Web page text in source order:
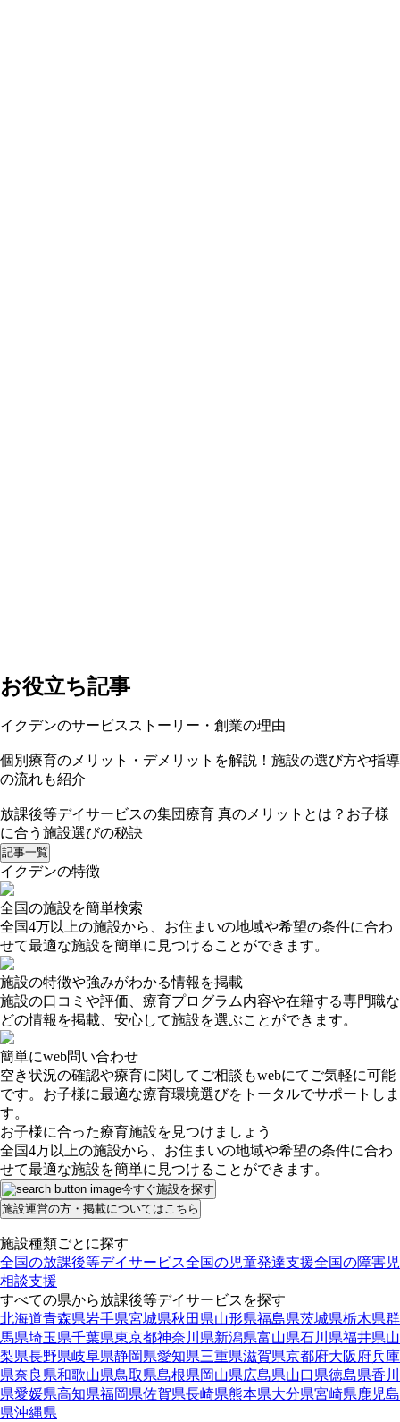
お役立ち記事
イクデンのサービスストーリー・創業の理由
個別療育のメリット・デメリットを解説！施設の選び方や指導
の流れも紹介
放課後等デイサービスの集団療育 真のメリットとは？お子様
に合う施設選びの秘訣
記事一覧
イクデンの特徴
全国の施設を簡単検索
全国4万以上の施設から、お住まいの地域や希望の条件に合わ
せて最適な施設を簡単に見つけることができます。
施設の特徴や強みがわかる情報を掲載
施設の口コミや評価、療育プログラム内容や在籍する専門職な
どの情報を掲載、安心して施設を選ぶことができます。
簡単にweb問い合わせ
空き状況の確認や療育に関してご相談もwebにてご気軽に可能
です。お子様に最適な療育環境選びをトータルでサポートしま
す。
お子様に合った療育施設を見つけましょう
全国4万以上の施設から、お住まいの地域や希望の条件に合わ
せて最適な施設を簡単に見つけることができます。
今すぐ施設を探す
施設運営の方・掲載についてはこちら
施設種類ごとに探す
全国の放課後等デイサービス全国の児童発達支援全国の障害児
相談支援
すべての県から放課後等デイサービスを探す
北海道青森県岩手県宮城県秋田県山形県福島県茨城県栃木県群
馬県埼玉県千葉県東京都神奈川県新潟県富山県石川県福井県山
梨県長野県岐阜県静岡県愛知県三重県滋賀県京都府大阪府兵庫
県奈良県和歌山県鳥取県島根県岡山県広島県山口県徳島県香川
県愛媛県高知県福岡県佐賀県長崎県熊本県大分県宮崎県鹿児島
県沖縄県